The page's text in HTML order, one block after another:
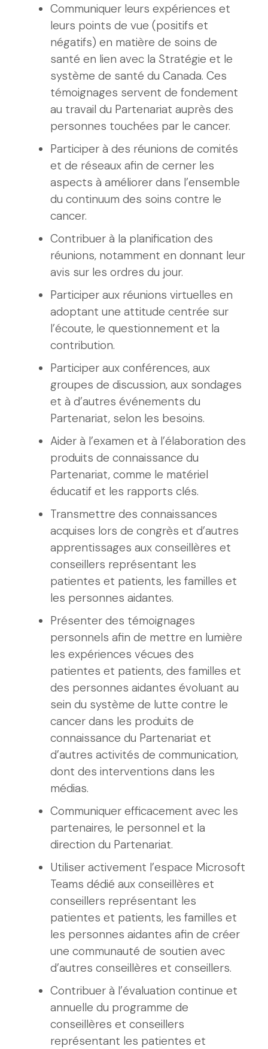
Communiquer leurs expériences et
leurs points de vue (positifs et
négatifs) en matière de soins de
santé en lien avec la Stratégie et le
système de santé du Canada. Ces
témoignages servent de fondement
au travail du Partenariat auprès des
personnes touchées par le cancer.
Participer à des réunions de comités
et de réseaux afin de cerner les
aspects à améliorer dans l’ensemble
du continuum des soins contre le
cancer.
Contribuer à la planification des
réunions, notamment en donnant leur
avis sur les ordres du jour.
Participer aux réunions virtuelles en
adoptant une attitude centrée sur
l’écoute, le questionnement et la
contribution.
Participer aux conférences, aux
groupes de discussion, aux sondages
et à d’autres événements du
Partenariat, selon les besoins.
Aider à l’examen et à l’élaboration des
produits de connaissance du
Partenariat, comme le matériel
éducatif et les rapports clés.
Transmettre des connaissances
acquises lors de congrès et d’autres
apprentissages aux conseillères et
conseillers représentant les
patientes et patients, les familles et
les personnes aidantes.
Présenter des témoignages
personnels afin de mettre en lumière
les expériences vécues des
patientes et patients, des familles et
des personnes aidantes évoluant au
sein du système de lutte contre le
cancer dans les produits de
connaissance du Partenariat et
d’autres activités de communication,
dont des interventions dans les
médias.
Communiquer efficacement avec les
partenaires, le personnel et la
direction du Partenariat.
Utiliser activement l’espace Microsoft
Teams dédié aux conseillères et
conseillers représentant les
patientes et patients, les familles et
les personnes aidantes afin de créer
une communauté de soutien avec
d’autres conseillères et conseillers.
Contribuer à l’évaluation continue et
annuelle du programme de
conseillères et conseillers
représentant les patientes et